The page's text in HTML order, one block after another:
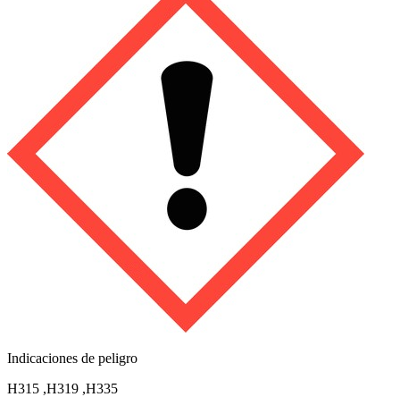
Indicaciones de peligro
H315 ,H319 ,H335